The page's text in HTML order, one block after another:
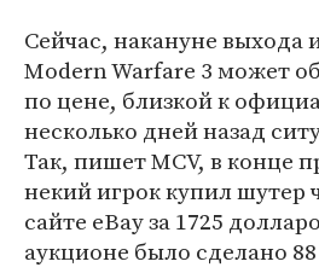
Сейчас, накануне выхода
Modern Warfare 3 может
по цене, близкой к
несколько дней назад
Так, пишет MCV, в конце
некий игрок купил шутер
сайте eBay за 1725
аукционе было сделано 88